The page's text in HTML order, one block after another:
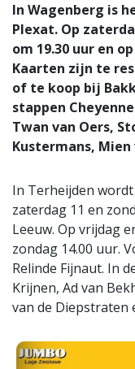
In Wagenberg is
Plexat. Op
om 19.30 uur en
Kaarten zijn te
of te koop bij
stappen
Twan van Oers,
Kustermans, Mien
In Terheijden
zaterdag 11 en
Leeuw. Op vrijdag
zondag 14.00 uur.
Relinde Fijnaut. In
Krijnen, Ad van
van de Diepstraten